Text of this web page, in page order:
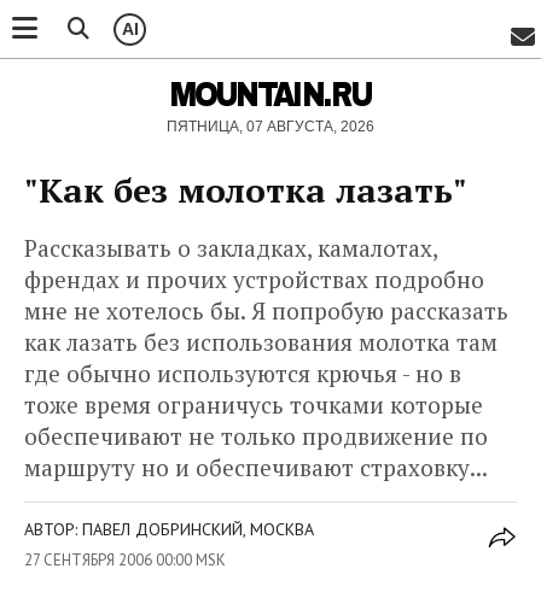
AI
MOUNTAIN.RU
ПЯТНИЦА, 07 АВГУСТА, 2026
"Как без молотка лазать"
Рассказывать о закладках, камалотах,
френдах и прочих устройствах подробно
мне не хотелось бы. Я попробую рассказать
как лазать без использования молотка там
где обычно используются крючья - но в
тоже время ограничусь точками которые
обеспечивают не только продвижение по
маршруту но и обеспечивают страховку...
АВТОР: ПАВЕЛ ДОБРИНСКИЙ, МОСКВА
27 СЕНТЯБРЯ 2006 00:00 MSK